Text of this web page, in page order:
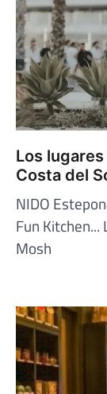
Los
Costa del
NIDO
Fun
Mosh